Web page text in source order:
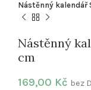
Nástěnný kalendář
Nástěnný
cm
169,00 Kč bez